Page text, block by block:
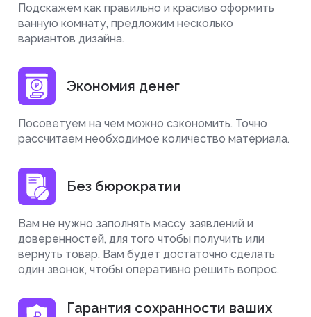
Подскажем как правильно и красиво оформить
ванную комнату, предложим несколько
вариантов дизайна.
Экономия денег
Посоветуем на чем можно сэкономить. Точно
рассчитаем необходимое количество материала.
Без бюрократии
Вам не нужно заполнять массу заявлений и
доверенностей, для того чтобы получить или
вернуть товар. Вам будет достаточно сделать
один звонок, чтобы оперативно решить вопрос.
Гарантия сохранности ваших